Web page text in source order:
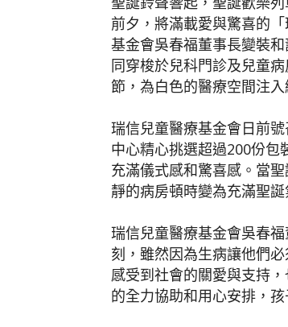
前夕，將滿載愛與驚喜的
基金會吳春福董事長變裝
同穿梭於兒科門診及兒童
節，為白色的醫療空間注
瑞信兒童醫療基金會日前
中心精心挑選超過200份包
充滿儀式感和驚喜感。當
靜的病房頓時變為充滿聖誕
瑞信兒童醫療基金會吳春
刻，雖然因為生病讓他們
感受到社會的關愛與支持
的全力協助和用心安排，